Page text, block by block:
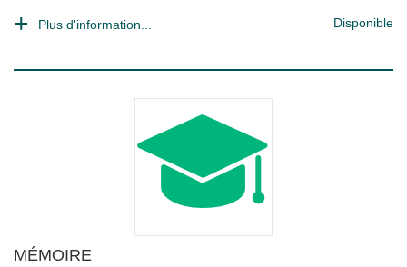
Plus d'information... Disponible
MÉMOIRE